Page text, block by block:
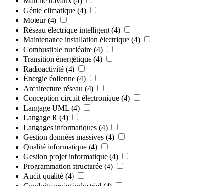
Génie climatique (4)
Moteur (4)
Réseau électrique intelligent (4)
Maintenance installation électrique (4)
Combustible nucléaire (4)
Transition énergétique (4)
Radioactivité (4)
Énergie éolienne (4)
Architecture réseau (4)
Conception circuit électronique (4)
Langage UML (4)
Langage R (4)
Langages informatiques (4)
Gestion données massives (4)
Qualité informatique (4)
Gestion projet informatique (4)
Programmation structurée (4)
Audit qualité (4)